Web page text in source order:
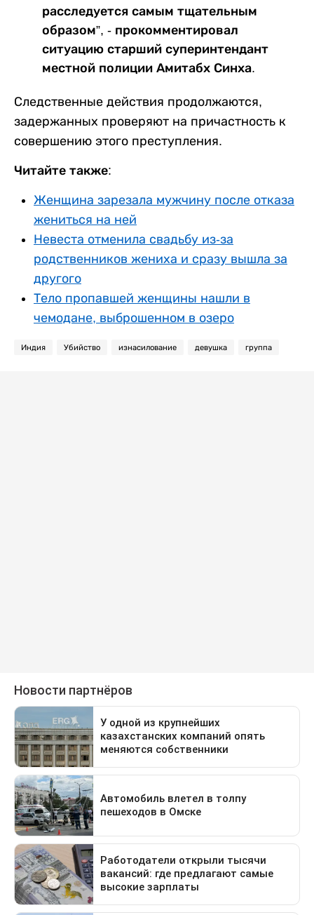
расследуется самым тщательным
образом”, - прокомментировал
ситуацию старший суперинтендант
местной полиции Амитабх Синха.
Следственные действия продолжаются,
задержанных проверяют на причастность к
совершению этого преступления.
Читайте также:
Женщина зарезала мужчину после отказа
жениться на ней
Невеста отменила свадьбу из-за
родственников жениха и сразу вышла за
другого
Тело пропавшей женщины нашли в
чемодане, выброшенном в озеро
Индия Убийство изнасилование девушка группа